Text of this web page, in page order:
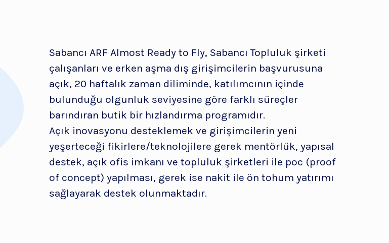
Sabancı ARF Almost Ready to Fly, Sabancı Topluluk şirketi
çalışanları ve erken aşma dış girişimcilerin başvurusuna
açık, 20 haftalık zaman diliminde, katılımcının içinde
bulunduğu olgunluk seviyesine göre farklı süreçler
barındıran butik bir hızlandırma programıdır.
Açık inovasyonu desteklemek ve girişimcilerin yeni
yeşerteceği fikirlere/teknolojilere gerek mentörlük, yapısal
destek, açık ofis imkanı ve topluluk şirketleri ile poc (proof
of concept) yapılması, gerek ise nakit ile ön tohum yatırımı
sağlayarak destek olunmaktadır.